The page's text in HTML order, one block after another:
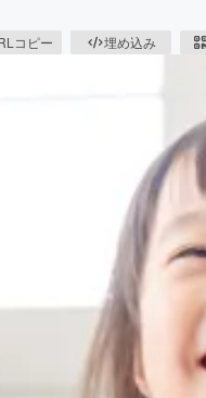
コピー 埋め込み